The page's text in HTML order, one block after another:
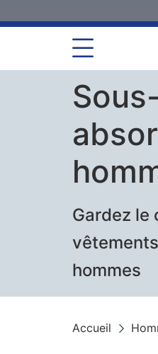
Gardez le
hommes
Accueil